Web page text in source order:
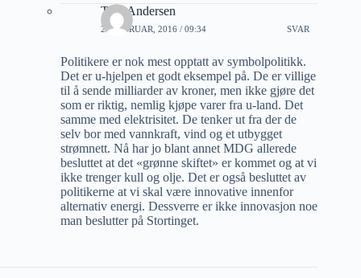
Tore Andersen
23 FEBRUAR, 2016 / 09:34 SVAR
Politikere er nok mest opptatt av symbolpolitikk.
Det er u-hjelpen et godt eksempel på. De er villige
til å sende milliarder av kroner, men ikke gjøre det
som er riktig, nemlig kjøpe varer fra u-land. Det
samme med elektrisitet. De tenker ut fra der de
selv bor med vannkraft, vind og et utbygget
strømnett. Nå har jo blant annet MDG allerede
besluttet at det «grønne skiftet» er kommet og at vi
ikke trenger kull og olje. Det er også besluttet av
politikerne at vi skal være innovative innenfor
alternativ energi. Dessverre er ikke innovasjon noe
man beslutter på Stortinget.